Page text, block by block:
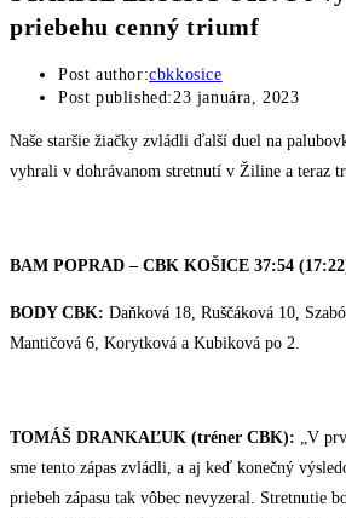
priebehu cenný triumf
Post author:cbkkosice
Post published:23 januára, 2023
Naše staršie žiačky zvládli ďalší duel na
vyhrali v dohrávanom stretnutí v Žiline a teraz
BAM POPRAD – CBK KOŠICE 37:54
BODY CBK: Daňková 18, Ruščáková 10,
Mantičová 6, Korytková a Kubiková po 2.
TOMÁŠ DRANKAĽUK (tréner CBK): „V
sme tento zápas zvládli, a aj keď konečný
priebeh zápasu tak vôbec nevyzeral. Stretnutie